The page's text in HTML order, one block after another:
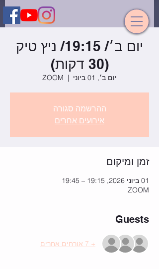
יום ב׳/ 19:15/ ניץ טיק
(30 דקות)
יום ב׳, 01 ביוני
  |
ZOOM
ההרשמה סגורה
אירועים אחרים
זמן ומיקום
01 ביוני 2026, 19:15 – 19:45
ZOOM
Guests
+ 7 אורחים אחרים